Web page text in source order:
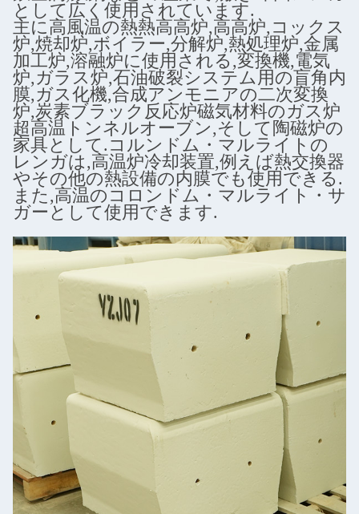
として広く使用されています.
主に高風温の熱熱高高炉,高高炉,コックス
炉,焼却炉,ボイラー,分解炉,熱処理炉,金属
加工炉,溶融炉に使用される,変換機,電気
炉,ガラス炉,石油破裂システム用の盲角内
膜,ガス化機,合成アンモニアの二次変換
炉,炭素ブラック反応炉磁気材料のガス炉
超高温トンネルオーブン,そして陶磁炉の
家具として.コルンドム・マルライトの
レンガは,高温炉冷却装置,例えば熱交換器
やその他の熱設備の内膜でも使用できる.
また,高温のコロンドム・マルライト・サ
ガーとして使用できます.